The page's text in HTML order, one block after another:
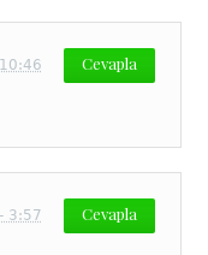
Cevapla
Cevapla
3:57